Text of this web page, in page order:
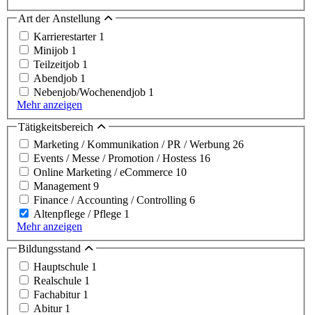
Art der Anstellung
Karrierestarter 1
Minijob 1
Teilzeitjob 1
Abendjob 1
Nebenjob/Wochenendjob 1
Mehr anzeigen
Tätigkeitsbereich
Marketing / Kommunikation / PR / Werbung 26
Events / Messe / Promotion / Hostess 16
Online Marketing / eCommerce 10
Management 9
Finance / Accounting / Controlling 6
Altenpflege / Pflege 1
Mehr anzeigen
Bildungsstand
Hauptschule 1
Realschule 1
Fachabitur 1
Abitur 1